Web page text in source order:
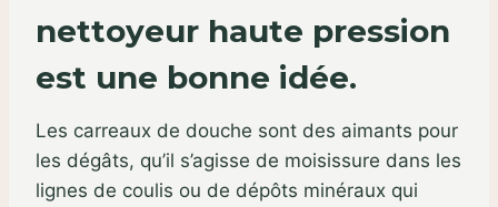
nettoyeur haute pression
est une bonne idée.
Les carreaux de douche sont des aimants pour
les dégâts, qu’il s’agisse de moisissure dans les
lignes de coulis ou de dépôts minéraux qui